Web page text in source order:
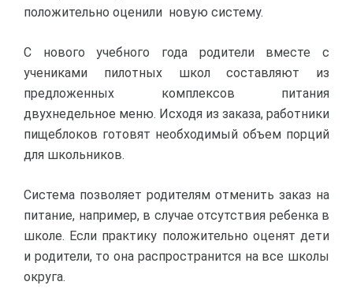
положительно оценили новую систему.
С нового учебного года родители вместе с
учениками пилотных школ составляют из
предложенных комплексов питания
двухнедельное меню. Исходя из заказа, работники
пищеблоков готовят необходимый объем порций
для школьников.
Система позволяет родителям отменить заказ на
питание, например, в случае отсутствия ребенка в
школе. Если практику положительно оценят дети
и родители, то она распространится на все школы
округа.